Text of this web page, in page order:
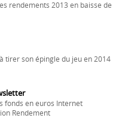
rendements 2013 en baisse de
tirer son épingle du jeu en 2014
fonds en euros Internet
Rendement